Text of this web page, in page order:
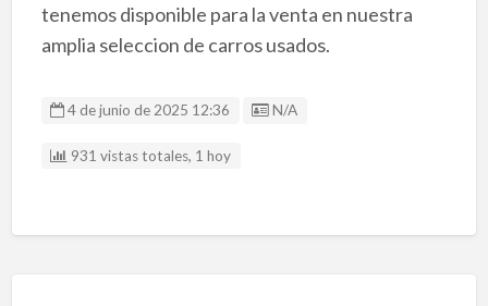
tenemos disponible para la venta en nuestra
amplia seleccion de carros usados.
4 de junio de 2025 12:36 Listing ID
N/A
931 vistas totales, 1 hoy